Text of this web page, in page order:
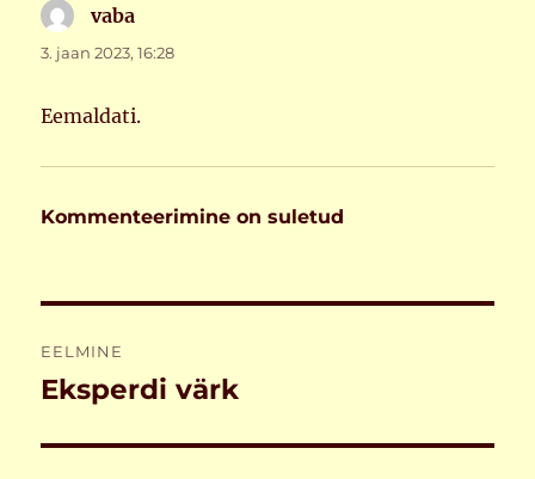
vaba
3. jaan 2023, 16:28
Eemaldati.
Kommenteerimine on suletud
EELMINE
Eelmine
Eksperdi värk